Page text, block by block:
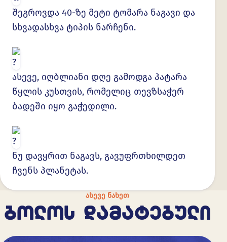
შეგროვდა 40-ზე მეტი ტომარა ნაგავი და
სხვადასხვა ტიპის ნარჩენი.
ასევე, იღბლიანი დღე გამოდგა პატარა
წყლის კუსთვის, რომელიც თევზსაჭერ
ბადეში იყო გაჭედილი.
ნუ დავყრით ნაგავს, გავუფრთხილდეთ
ჩვენს პლანეტას.
ᲐᲡᲔᲕᲔ ᲜᲐᲮᲔᲗ
ᲑᲝᲚᲝᲡ ᲓᲐᲛᲐᲢᲔᲑᲣᲚᲘ